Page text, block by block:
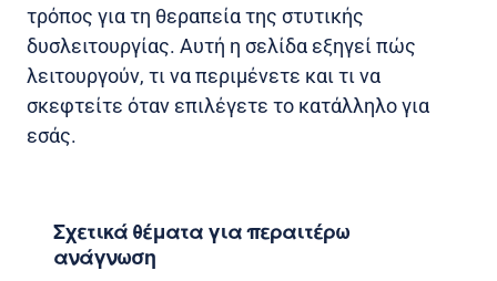
τρόπος για τη θεραπεία της στυτικής
δυσλειτουργίας. Αυτή η σελίδα εξηγεί πώς
λειτουργούν, τι να περιμένετε και τι να
σκεφτείτε όταν επιλέγετε το κατάλληλο για
εσάς.
Σχετικά θέματα για περαιτέρω
ανάγνωση